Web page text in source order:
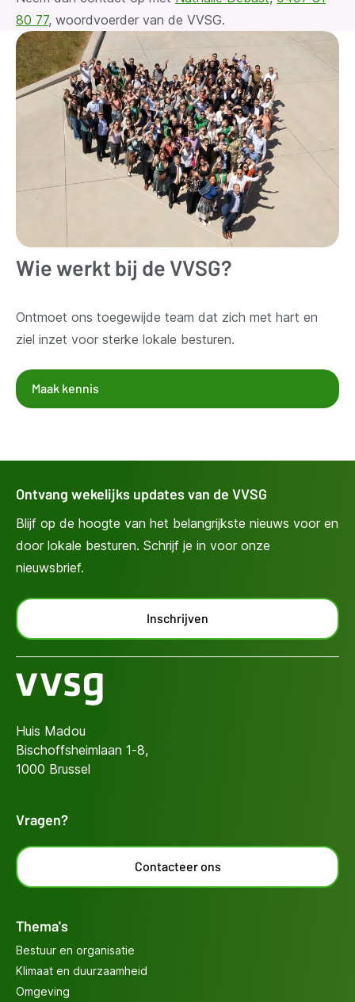
80 77, woordvoerder van de VVSG.
Wie werkt bij de VVSG?
Ontmoet ons toegewijde team dat zich met hart en
ziel inzet voor sterke lokale besturen.
Maak kennis
Ontvang wekelijks updates van de VVSG
Blijf op de hoogte van het belangrijkste nieuws voor en
door lokale besturen. Schrijf je in voor onze
nieuwsbrief.
Inschrijven
Huis Madou
Bischoffsheimlaan 1-8,
1000 Brussel
Vragen?
Contacteer ons
Thema's
Bestuur en organisatie
Klimaat en duurzaamheid
Omgeving